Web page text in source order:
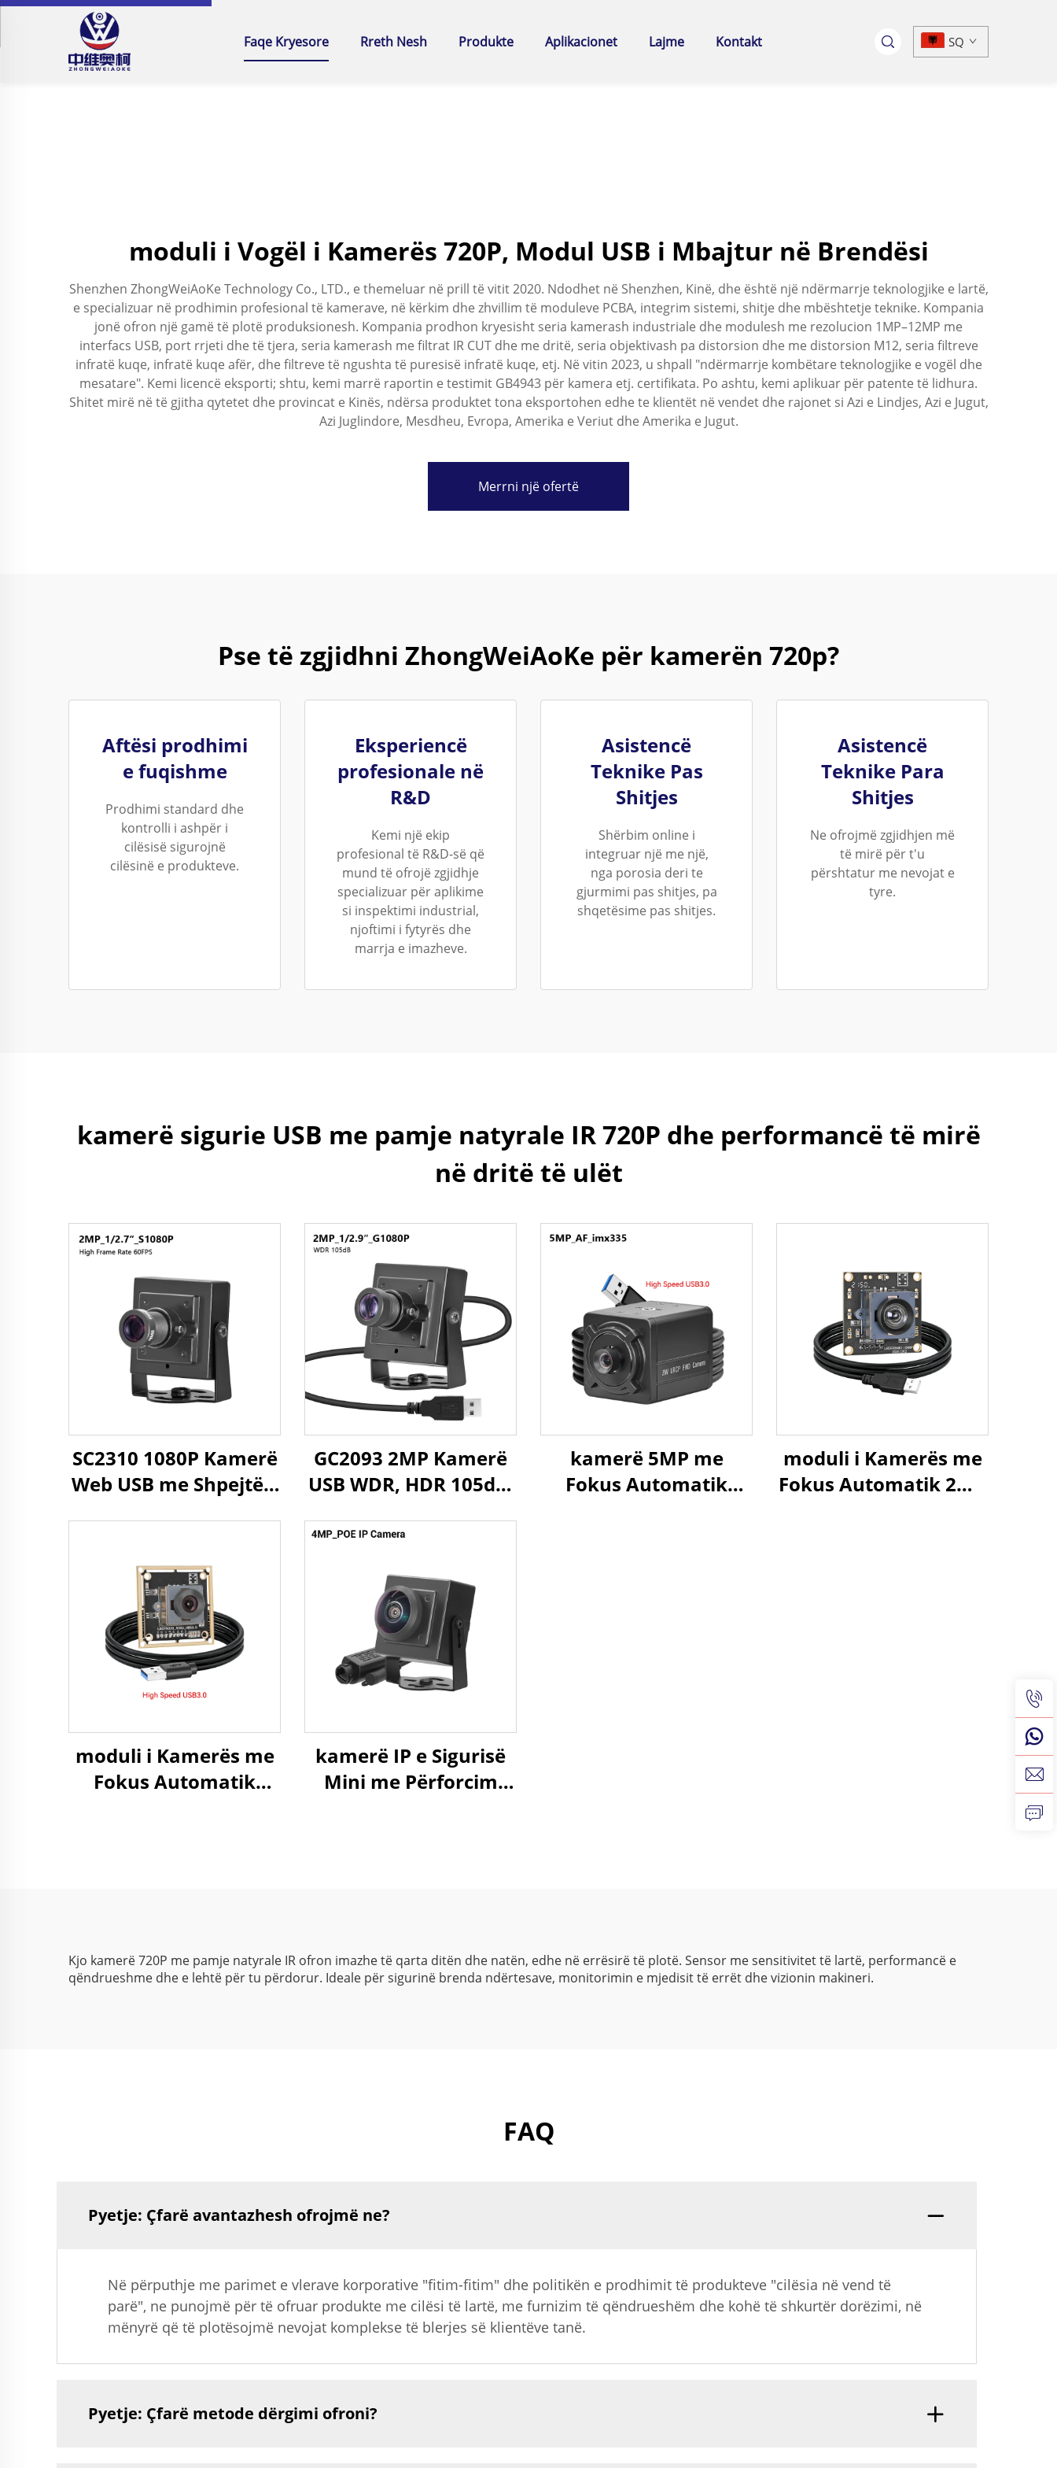
Faqe Kryesore Rreth Nesh Produkte Aplikacionet Lajme Kontakt SQ
moduli i Vogël i Kamerës 720P, Modul USB i Mbajtur në Brendësi
Shenzhen ZhongWeiAoKe Technology Co., LTD., e themeluar në prill të vitit 2020. Ndodhet në Shenzhen, Kinë, dhe është një ndërmarrje teknologjike e lartë,
e specializuar në prodhimin profesional të kamerave, në kërkim dhe zhvillim të moduleve PCBA, integrim sistemi, shitje dhe mbështetje teknike. Kompania
jonë ofron një gamë të plotë produksionesh. Kompania prodhon kryesisht seria kamerash industriale dhe modulesh me rezolucion 1MP–12MP me
interfacs USB, port rrjeti dhe të tjera, seria kamerash me filtrat IR CUT dhe me dritë, seria objektivash pa distorsion dhe me distorsion M12, seria filtreve
infratë kuqe, infratë kuqe afër, dhe filtreve të ngushta të puresisë infratë kuqe, etj. Në vitin 2023, u shpall "ndërmarrje kombëtare teknologjike e vogël dhe
mesatare". Kemi licencë eksporti; shtu, kemi marrë raportin e testimit GB4943 për kamera etj. certifikata. Po ashtu, kemi aplikuar për patente të lidhura.
Shitet mirë në të gjitha qytetet dhe provincat e Kinës, ndërsa produktet tona eksportohen edhe te klientët në vendet dhe rajonet si Azi e Lindjes, Azi e Jugut,
Azi Juglindore, Mesdheu, Evropa, Amerika e Veriut dhe Amerika e Jugut.
Merrni një ofertë
Pse të zgjidhni ZhongWeiAoKe për kamerën 720p?
Aftësi prodhimi
e fuqishme
Prodhimi standard dhe
kontrolli i ashpër i
cilësisë sigurojnë
cilësinë e produkteve.
Eksperiencë
profesionale në
R&D
Kemi një ekip
profesional të R&D-së që
mund të ofrojë zgjidhje
specializuar për aplikime
si inspektimi industrial,
njoftimi i fytyrës dhe
marrja e imazheve.
Asistencë
Teknike Pas
Shitjes
Shërbim online i
integruar një me një,
nga porosia deri te
gjurmimi pas shitjes, pa
shqetësime pas shitjes.
Asistencë
Teknike Para
Shitjes
Ne ofrojmë zgjidhjen më
të mirë për t'u
përshtatur me nevojat e
tyre.
kamerë sigurie USB me pamje natyrale IR 720P dhe performancë të mirë
në dritë të ulët
SC2310 1080P Kamerë
Web USB me Shpejtësi
UVC OTG Plug and
Play
GC2093 2MP Kamerë
USB WDR, HDR 105dB,
Plug and Play me
Raspberry Pi
kamerë 5MP me
Fokus Automatik
moduli i Kamerës me
Fokus Automatik 2MP
moduli i Kamerës me
Fokus Automatik
kamerë IP e Sigurisë
Mini me Përforcim
Kjo kamerë 720P me pamje natyrale IR ofron imazhe të qarta ditën dhe natën, edhe në errësirë të plotë. Sensor me sensitivitet të lartë, performancë e
qëndrueshme dhe e lehtë për tu përdorur. Ideale për sigurinë brenda ndërtesave, monitorimin e mjedisit të errët dhe vizionin makineri.
FAQ
Pyetje: Çfarë avantazhesh ofrojmë ne?
Në përputhje me parimet e vlerave korporative "fitim-fitim" dhe politikën e prodhimit të produkteve "cilësia në vend të
parë", ne punojmë për të ofruar produkte me cilësi të lartë, me furnizim të qëndrueshëm dhe kohë të shkurtër dorëzimi, në
mënyrë që të plotësojmë nevojat komplekse të blerjes së klientëve tanë.
Pyetje: Çfarë metode dërgimi ofroni?